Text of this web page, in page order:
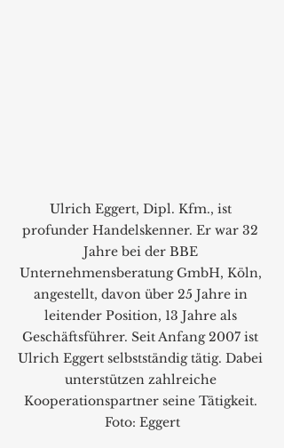
Ulrich Eggert, Dipl. Kfm., ist
profunder Handelskenner. Er war 32
Jahre bei der BBE
Unternehmensberatung GmbH, Köln,
angestellt, davon über 25 Jahre in
leitender Position, 13 Jahre als
Geschäftsführer. Seit Anfang 2007 ist
Ulrich Eggert selbstständig tätig. Dabei
unterstützen zahlreiche
Kooperationspartner seine Tätigkeit.
Foto: Eggert